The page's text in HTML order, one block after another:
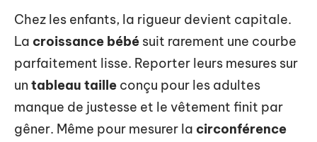
Chez les enfants, la rigueur devient capitale.
La croissance bébé suit rarement une courbe
parfaitement lisse. Reporter leurs mesures sur
un tableau taille conçu pour les adultes
manque de justesse et le vêtement finit par
gêner. Même pour mesurer la circonférence